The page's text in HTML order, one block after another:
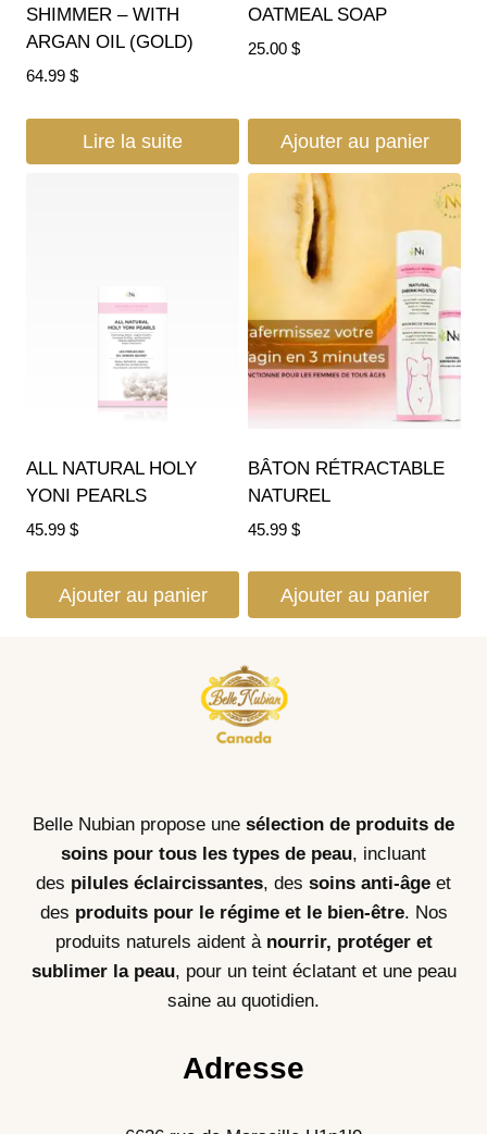
SHIMMER – WITH
ARGAN OIL (GOLD)
64.99 $
Lire la suite
OATMEAL SOAP
25.00 $
Ajouter au panier
ALL NATURAL HOLY
YONI PEARLS
45.99 $
Ajouter au panier
BÂTON RÉTRACTABLE
NATUREL
45.99 $
Ajouter au panier
Belle Nubian propose une sélection de produits de
soins pour tous les types de peau, incluant
des pilules éclaircissantes, des soins anti-âge et
des produits pour le régime et le bien-être. Nos
produits naturels aident à nourrir, protéger et
sublimer la peau, pour un teint éclatant et une peau
saine au quotidien.
Adresse